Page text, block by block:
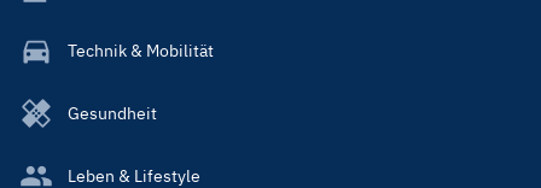
Technik & Mobilität
Gesundheit
Leben & Lifestyle